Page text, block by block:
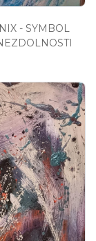
- SYMBOL